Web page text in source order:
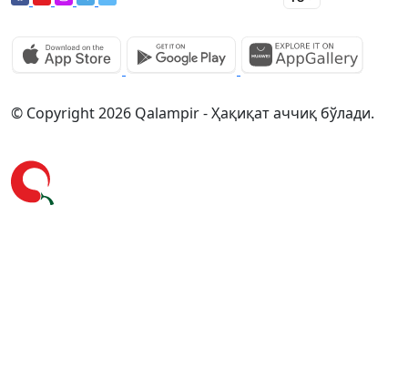
© Copyright 2026 Qalampir - Ҳақиқат аччиқ бўлади.